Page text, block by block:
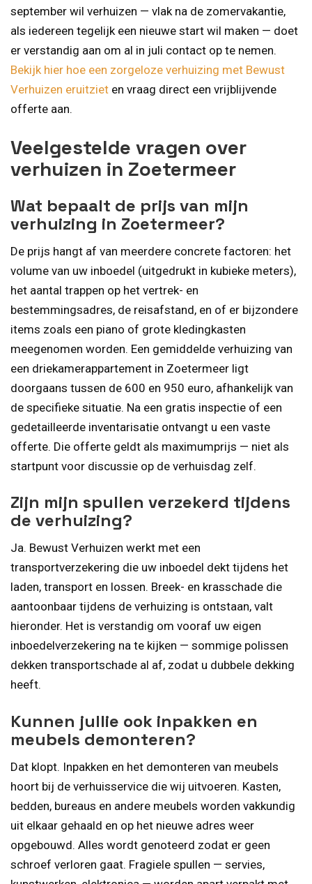
september wil verhuizen — vlak na de zomervakantie,
als iedereen tegelijk een nieuwe start wil maken — doet
er verstandig aan om al in juli contact op te nemen.
Bekijk hier hoe een zorgeloze verhuizing met Bewust
Verhuizen eruitziet en vraag direct een vrijblijvende
offerte aan.
Veelgestelde vragen over
verhuizen in Zoetermeer
Wat bepaalt de prijs van mijn
verhuizing in Zoetermeer?
De prijs hangt af van meerdere concrete factoren: het
volume van uw inboedel (uitgedrukt in kubieke meters),
het aantal trappen op het vertrek- en
bestemmingsadres, de reisafstand, en of er bijzondere
items zoals een piano of grote kledingkasten
meegenomen worden. Een gemiddelde verhuizing van
een driekamerappartement in Zoetermeer ligt
doorgaans tussen de 600 en 950 euro, afhankelijk van
de specifieke situatie. Na een gratis inspectie of een
gedetailleerde inventarisatie ontvangt u een vaste
offerte. Die offerte geldt als maximumprijs — niet als
startpunt voor discussie op de verhuisdag zelf.
Zijn mijn spullen verzekerd tijdens
de verhuizing?
Ja. Bewust Verhuizen werkt met een
transportverzekering die uw inboedel dekt tijdens het
laden, transport en lossen. Breek- en krasschade die
aantoonbaar tijdens de verhuizing is ontstaan, valt
hieronder. Het is verstandig om vooraf uw eigen
inboedelverzekering na te kijken — sommige polissen
dekken transportschade al af, zodat u dubbele dekking
heeft.
Kunnen jullie ook inpakken en
meubels demonteren?
Dat klopt. Inpakken en het demonteren van meubels
hoort bij de verhuisservice die wij uitvoeren. Kasten,
bedden, bureaus en andere meubels worden vakkundig
uit elkaar gehaald en op het nieuwe adres weer
opgebouwd. Alles wordt genoteerd zodat er geen
schroef verloren gaat. Fragiele spullen — servies,